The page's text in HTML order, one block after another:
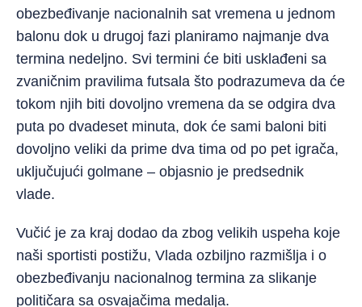
obezbeđivanje nacionalnih sat vremena u jednom
balonu dok u drugoj fazi planiramo najmanje dva
termina nedeljno. Svi termini će biti usklađeni sa
zvaničnim pravilima futsala što podrazumeva da će
tokom njih biti dovoljno vremena da se odgira dva
puta po dvadeset minuta, dok će sami baloni biti
dovoljno veliki da prime dva tima od po pet igrača,
uključujući golmane – objasnio je predsednik
vlade.
Vučić je za kraj dodao da zbog velikih uspeha koje
naši sportisti postižu, Vlada ozbiljno razmišlja i o
obezbeđivanju nacionalnog termina za slikanje
političara sa osvajačima medalja.